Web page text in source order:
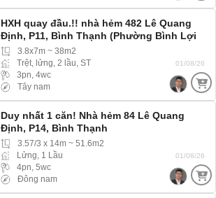
HXH quay đầu.!! nhà hẻm 482 Lê Quang
Định, P11, Bình Thạnh (Phường Bình Lợi
Trung) hẻm Xe hơi, Xe tải ra vào thoải mái
3.8x7m ~ 38m2
Trệt, lửng, 2 lầu, ST
3pn, 4wc
Tây nam
01/08/26
Duy nhất 1 căn! Nhà hẻm 84 Lê Quang
Định, P14, Bình Thạnh
3.57/3 x 14m ~ 51.6m2
Lửng, 1 Lầu
4pn, 5wc
Đông nam
01/08/26